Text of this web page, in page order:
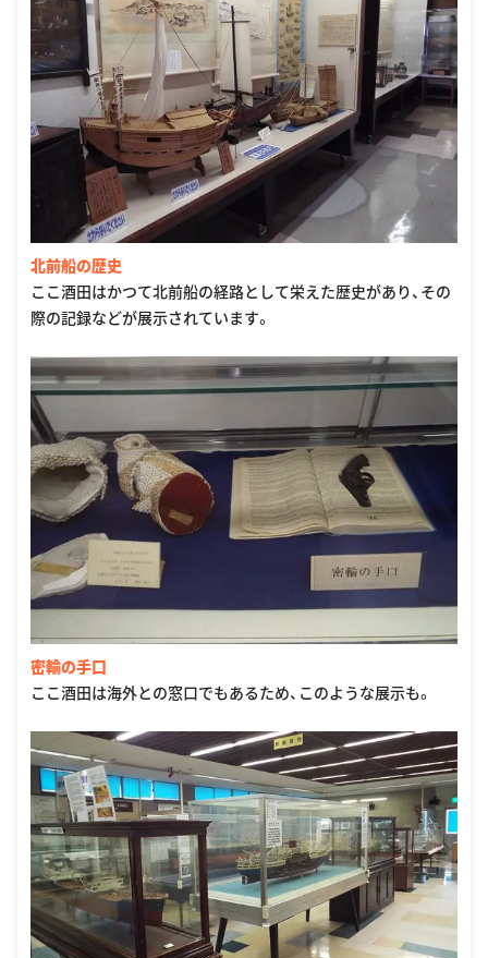
北前船の歴史
ここ酒田はかつて北前船の経路として栄えた歴史があり、その
際の記録などが展示されています。
密輸の手口
ここ酒田は海外との窓口でもあるため、このような展示も。